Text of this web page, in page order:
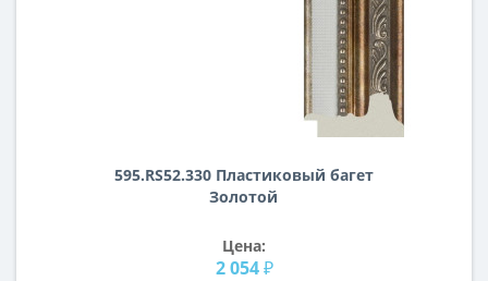
595.RS52.330 Пластиковый багет
Золотой
Цена:
2 054 ₽